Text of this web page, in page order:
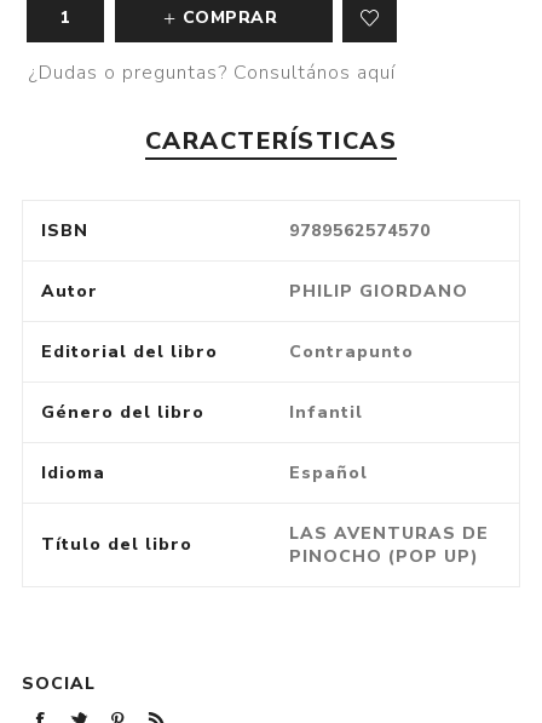
COMPRAR
¿Dudas o preguntas? Consultános aquí
CARACTERÍSTICAS
ISBN 9789562574570
Autor PHILIP GIORDANO
Editorial del libro Contrapunto
Género del libro Infantil
Idioma Español
Título del libro
LAS AVENTURAS DE
PINOCHO (POP UP)
SOCIAL